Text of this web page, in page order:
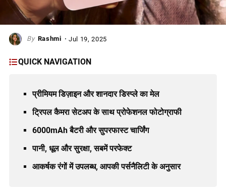
Rashmi Jul 19, 2025
QUICK NAVIGATION
प्रीमियम डिज़ाइन और शानदार डिस्प्ले का मेल
ट्रिपल कैमरा सेटअप के साथ प्रोफेशनल फोटोग्राफी
6000mAh बैटरी और सुपरफास्ट चार्जिंग
पानी, धूल और सुरक्षा, सबमें परफेक्ट
आकर्षक रंगों में उपलब्ध, आपकी पर्सनैलिटी के अनुसार